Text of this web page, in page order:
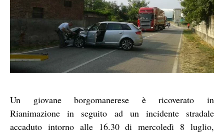
Un giovane borgomanerese è ricoverato in
Rianimazione in seguito ad un incidente stradale
accaduto intorno alle 16.30 di mercoledì 8 luglio,